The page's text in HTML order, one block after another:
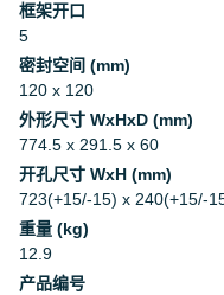
框架开口
5
密封空间 (mm)
120 x 120
外形尺寸 WxHxD (mm)
774.5 x 291.5 x 60
开孔尺寸 WxH (mm)
723(+15/-15) x 240(+15/-
重量 (kg)
12.9
产品编号